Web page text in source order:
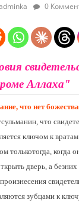
0
Аллаха"
что нет
что
ключом к
толькотогда, когда
дверь, а безних
зубцами к